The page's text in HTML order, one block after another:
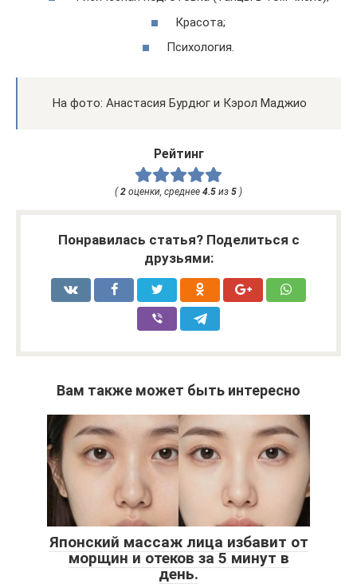
Красота;
Психология.
На фото: Анастасия Бурдюг и Кэрол Маджио
Рейтинг
(2 оценки, среднее 4.5 из 5 )
Понравилась статья? Поделиться с
друзьями:
Вам также может быть интересно
Японский массаж лица избавит от
морщин и отеков за 5 минут в
день.